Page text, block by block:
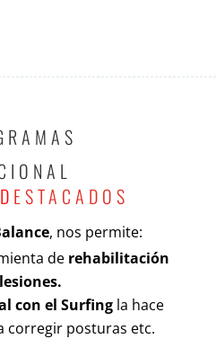
D ESTACADOS
, nos permite:
de rehabilitación
con el Surfingla hace
corregir posturas etc.